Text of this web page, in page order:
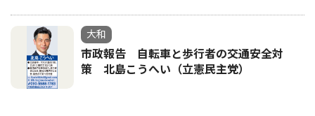
大和
市政報告 自転車と歩行者の交通安全対
策 北島こうへい（立憲民主党）